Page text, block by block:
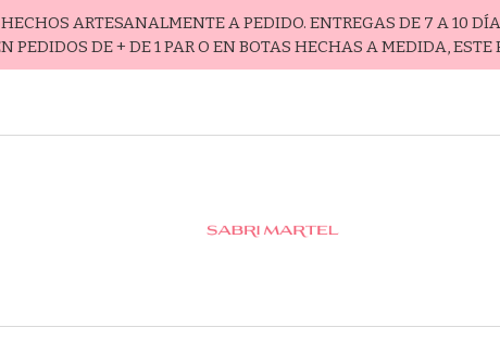
ARTESANALMENTE A PEDIDO. ENTREGAS DE 7 A 10
PEDIDOS DE + DE 1 PAR O EN BOTAS HECHAS A MEDIDA,